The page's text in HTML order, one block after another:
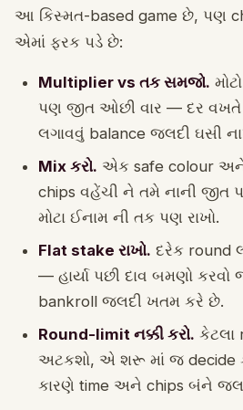
આ કિસ્મત-based game છે, પણ
એમાં ફરક પડે છે:
Multiplier vs તક સમજો.
પણ જીત ઓછી વાર — દર વખતે
લગાવવું balance જલદી ઘસી
Mix કરો. એક safe colour
chips વહેંચી ને તમે નાની જીત
મોટા ઈનામ ની તક પણ રાખો.
Flat stake રાખો. દરેક round
— હાર્યા પછી દાવ બમણો
bankroll જલદી ખતમ કરે છે.
Round-limit નક્કી કરો. કેટલા
અટકશો, એ શરૂ માં જ decide
કારણે time અને chips બંને